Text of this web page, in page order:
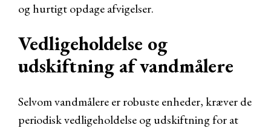
og hurtigt opdage afvigelser.
Vedligeholdelse og
udskiftning af vandmålere
Selvom vandmålere er robuste enheder, kræver de
periodisk vedligeholdelse og udskiftning for at